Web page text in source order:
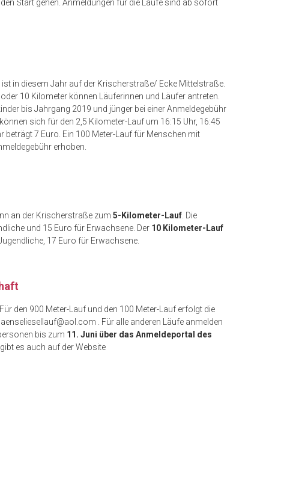
Start gehen. Anmeldungen für die Läufe sind ab sofort
ist in diesem Jahr auf der Krischerstraße/ Ecke Mittelstraße.
10 Kilometer können Läuferinnen und Läufer antreten.
bis Jahrgang 2019 und jünger bei einer Anmeldegebühr
sich für den 2,5 Kilometer-Lauf um 16:15 Uhr, 16:45
beträgt 7 Euro. Ein 100 Meter-Lauf für Menschen mit
erhoben.
an der Krischerstraße zum 5-Kilometer-Lauf . Die
und 15 Euro für Erwachsene. Der 10 Kilometer-Lauf
17 Euro für Erwachsene.
den 900 Meter-Lauf und den 100 Meter-Lauf erfolgt die
. Für alle anderen Läufe anmelden
bis zum 11. Juni über das Anmeldeportal des
es auch auf der Website